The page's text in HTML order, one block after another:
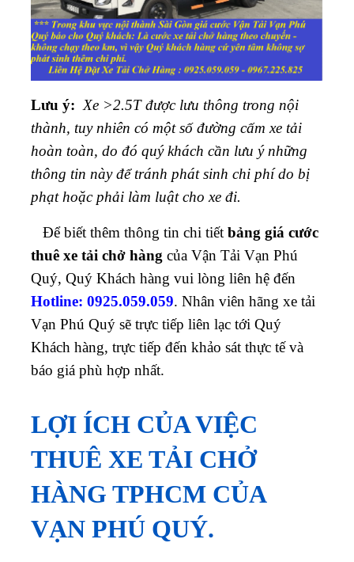
Lưu ý: Xe >2.5T được lưu thông trong nội
thành, tuy nhiên có một số đường cấm xe tải
hoàn toàn, do đó quý khách cần lưu ý những
thông tin này để tránh phát sinh chi phí do bị
phạt hoặc phải làm luật cho xe đi.
Để biết thêm thông tin chi tiết bảng giá cước
thuê xe tải chở hàng của Vận Tải Vạn Phú
Quý, Quý Khách hàng vui lòng liên hệ đến
Hotline: 0925.059.059. Nhân viên hãng xe tải
Vạn Phú Quý sẽ trực tiếp liên lạc tới Quý
Khách hàng, trực tiếp đến khảo sát thực tế và
báo giá phù hợp nhất.
LỢI ÍCH CỦA VIỆC
THUÊ XE TẢI CHỞ
HÀNG TPHCM CỦA
VẠN PHÚ QUÝ.